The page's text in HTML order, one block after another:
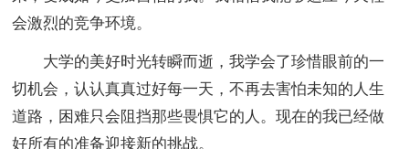
会激烈的竞争环境。
大学的美好时光转瞬而逝，我学会了珍惜眼前的一
切机会，认认真真过好每一天，不再去害怕未知的人生
道路，困难只会阻挡那些畏惧它的人。现在的我已经做
好所有的准备迎接新的挑战。